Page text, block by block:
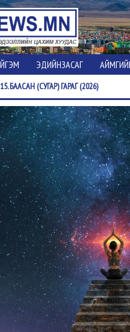
ЭДИЙНЗАСАГ
БААСАН (СУГАР) ГАРАГ (2026)